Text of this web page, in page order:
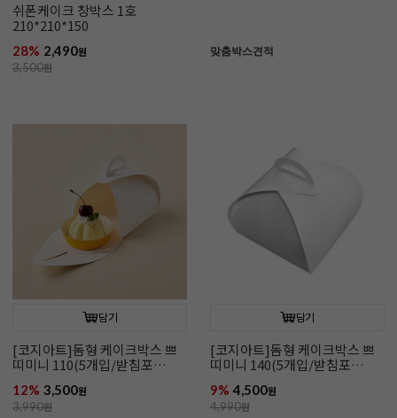
쉬폰케이크 창박스 1호
210*210*150
28% 2,490원
3,500원
맞춤박스견적
담기
[코지아트]돔형 케이크박스 쁘
띠미니 110(5개입/받침포
12% 3,500원
3,990원
담기
[코지아트]돔형 케이크박스 쁘
띠미니 140(5개입/받침포
9% 4,500원
4,990원